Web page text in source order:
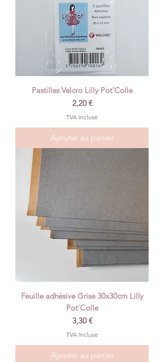
Pastilles Velcro Lilly Pot’Colle
Prix
2,20 €
TVA Incluse
Ajouter au panier
Feuille adhésive Grise 30x30cm Lilly
Pot'Colle
Prix
3,30 €
TVA Incluse
Ajouter au panier